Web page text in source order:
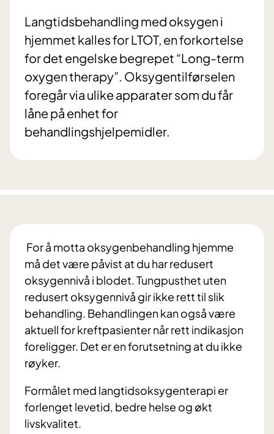
Langtidsbehandling med oksygen i
hjemmet kalles for LTOT, en forkortelse
for det engelske begrepet “Long-term
oxygen therapy”. Oksygentilførselen
foregår via ulike apparater som du får
låne på enhet for
behandlingshjelpemidler.
For å motta oksygenbehandling hjemme
må det være påvist at du har redusert
oksygennivå i blodet. Tungpusthet uten
redusert oksygennivå gir ikke rett til slik
behandling. Behandlingen kan også være
aktuell for kreftpasienter når rett indikasjon
foreligger. Det er en forutsetning at du ikke
røyker.
Formålet med langtidsoksygenterapi er
forlenget levetid, bedre helse og økt
livskvalitet.